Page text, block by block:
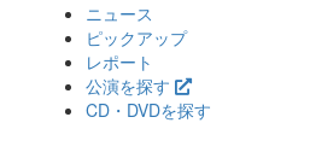
ニュース
ピックアップ
レポート
公演を探す
CD・DVDを探す